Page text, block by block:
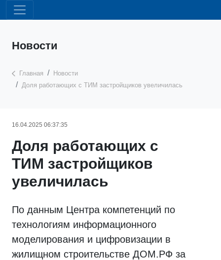
Новости
Главная
Новости
Доля работающих с ТИМ застройщиков увеличилась
16.04.2025 06:37:35
Доля работающих с
ТИМ застройщиков
увеличилась
По данным Центра компетенций по
технологиям информационного
моделирования и цифровизации в
жилищном строительстве ДОМ.РФ за